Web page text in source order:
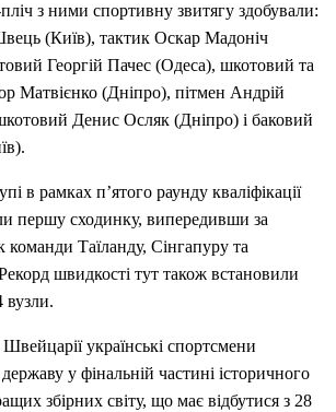
з ними спортивну звитягу здобували:
(Київ), тактик Оскар Мадоніч
Георгій Пачес (Одеса), шкотовий та
Матвієнко (Дніпро), пітмен Андрій
Денис Осляк (Дніпро) і баковий
в рамках п’ятого раунду кваліфікації
першу сходинку, випередивши за
команди Таїланду, Сінгапуру та
швидкості тут також встановили
вузли.
українські спортсмени
у фінальній частині історичного
збірних світу, що має відбутися з 28